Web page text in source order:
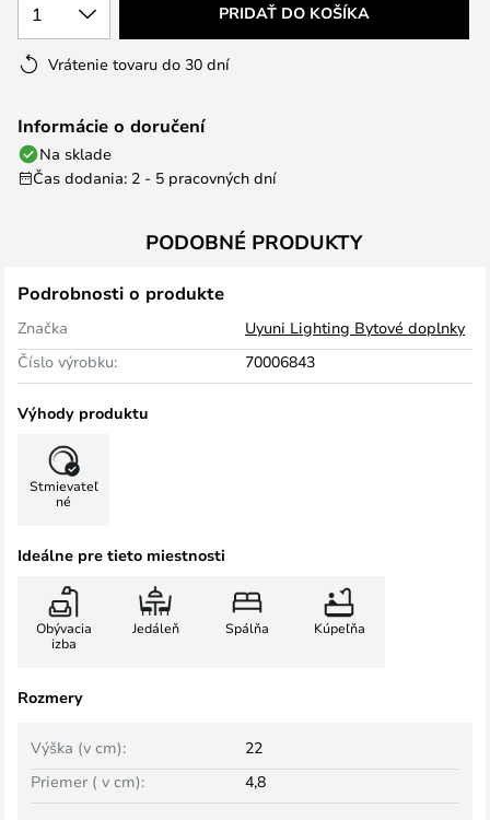
1 PRIDAŤ DO KOŠÍKA
Vrátenie tovaru do 30 dní
Informácie o doručení
Na sklade
Čas dodania: 2 - 5 pracovných dní
PODOBNÉ PRODUKTY
Podrobnosti o produkte
Značka
Uyuni Lighting Bytové doplnky
Číslo výrobku:
70006843
Výhody produktu
Stmievateľ
né
Ideálne pre tieto miestnosti
Obývacia
izba
Jedáleň Spálňa Kúpeľňa
Rozmery
Výška (v cm):
22
Priemer ( v cm):
4,8